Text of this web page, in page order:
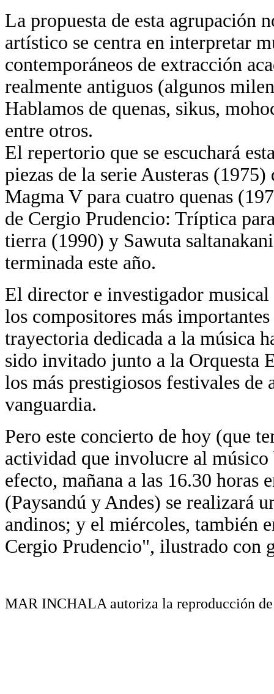
La propuesta de esta agrupación
artístico se centra en interpretar
contemporáneos de extracción
realmente antiguos (algunos
Hablamos de quenas, sikus,
entre otros.
El repertorio que se escuchará
piezas de la serie Austeras
Magma V para cuatro quenas
de Cergio Prudencio: Tríptica
tierra (1990) y Sawuta
terminada este año.
El director e investigador
los compositores más
trayectoria dedicada a la música
sido invitado junto a la Orquesta
los más prestigiosos festivales de
vanguardia.
Pero este concierto de hoy (que
actividad que involucre al
efecto, mañana a las 16.30 horas
(Paysandú y Andes) se realizará
andinos; y el miércoles, también
Cergio Prudencio", ilustrado con
MAR INCHALA autoriza la reproducción